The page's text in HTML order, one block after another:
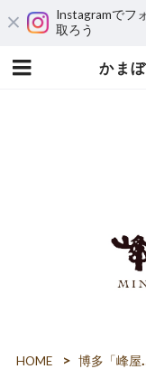
Instagramでフ
取ろう
かま
HOME 博多「峰屋」の蒲鉾